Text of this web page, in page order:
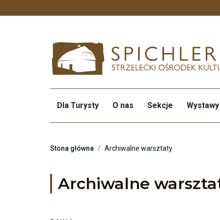
do
strony
głównej
Dla Turysty O nas Sekcje Wystawy
Stona główna / Archiwalne warsztaty
Archiwalne